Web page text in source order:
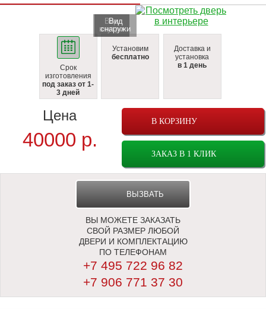
Вид
внутри
Вид
cнаружи
Срок
изготовления
под заказ от 1-
3 дней
Установим
бесплатно
Доставка и
установка
в 1 день
В КОРЗИНУ
ЗАКАЗ В 1 КЛИК
Цена
40000 р.
ВЫЗВАТЬ
ЗАМЕРЩИКА
ВЫ МОЖЕТЕ ЗАКАЗАТЬ
СВОЙ РАЗМЕР ЛЮБОЙ
ДВЕРИ И КОМПЛЕКТАЦИЮ
ПО ТЕЛЕФОНАМ
+7 495 722 96 82
+7 906 771 37 30